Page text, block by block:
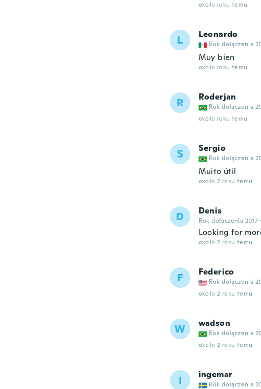
około roku temu
L Leonardo
Rok dołączenia
Muy bien
około roku temu
R Roderjan
Rok dołączenia
około roku temu
S Sergio
Rok dołączenia
Muito útil
około 2 roku temu
D Denis
Rok dołączenia 2017 ·
Looking for
około 2 roku temu
F Federico
Rok dołączenia
około 2 roku temu
W wadson
Rok dołączenia
około 2 roku temu
I ingemar
Rok dołączenia